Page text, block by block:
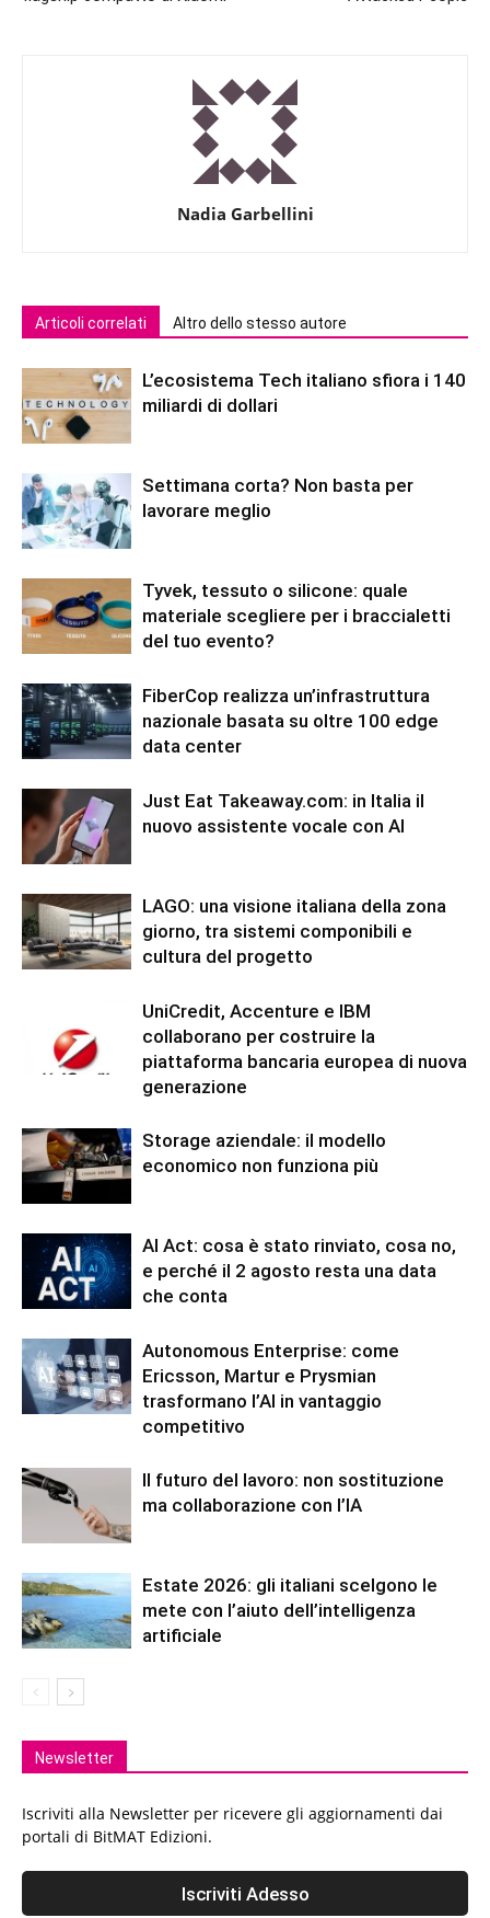
Nadia Garbellini
Articoli correlati Altro dello stesso autore
L’ecosistema Tech italiano sfiora i 140
miliardi di dollari
Settimana corta? Non basta per
lavorare meglio
Tyvek, tessuto o silicone: quale
materiale scegliere per i braccialetti
del tuo evento?
FiberCop realizza un’infrastruttura
nazionale basata su oltre 100 edge
data center
Just Eat Takeaway.com: in Italia il
nuovo assistente vocale con AI
LAGO: una visione italiana della zona
giorno, tra sistemi componibili e
cultura del progetto
UniCredit, Accenture e IBM
collaborano per costruire la
piattaforma bancaria europea di nuova
generazione
Storage aziendale: il modello
economico non funziona più
AI Act: cosa è stato rinviato, cosa no,
e perché il 2 agosto resta una data
che conta
Autonomous Enterprise: come
Ericsson, Martur e Prysmian
trasformano l’AI in vantaggio
competitivo
Il futuro del lavoro: non sostituzione
ma collaborazione con l’IA
Estate 2026: gli italiani scelgono le
mete con l’aiuto dell’intelligenza
artificiale
Newsletter
Iscriviti alla Newsletter per ricevere gli aggiornamenti dai
portali di BitMAT Edizioni.